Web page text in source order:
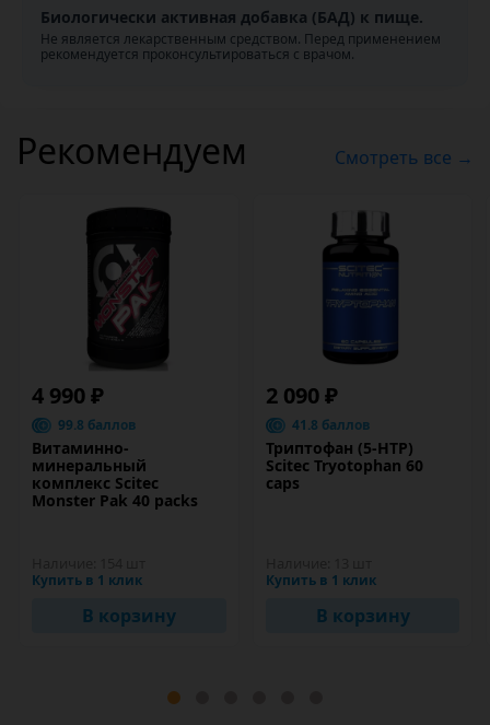
Биологически активная добавка (БАД) к пище.
Не является лекарственным средством. Перед применением
рекомендуется проконсультироваться с врачом.
Рекомендуем Смотреть все →
4 990 ₽
99.8 баллов
Витаминно-
минеральный
комплекс Scitec
Monster Pak 40 packs
Купить в 1 клик
В корзину
2 090 ₽
41.8 баллов
Триптофан (5-HTP)
Scitec Tryotophan 60
caps
Купить в 1 клик
В корзину